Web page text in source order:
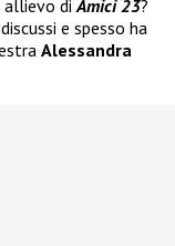
allievo diAmici 23?
e spesso ha
Alessandra